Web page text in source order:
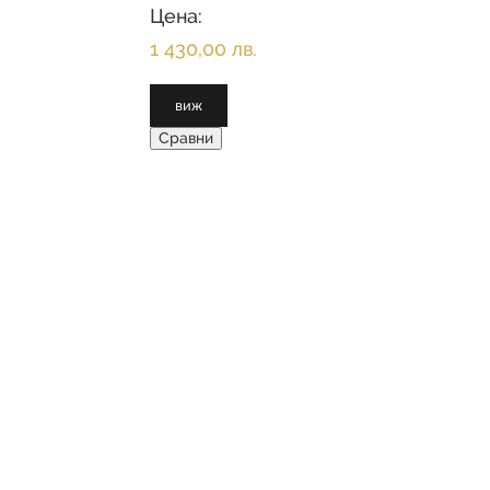
на вентилатора Всички тела са с
регулируема мощност Функции за ох
Цена:
1 430,00 лв.
виж
Сравни